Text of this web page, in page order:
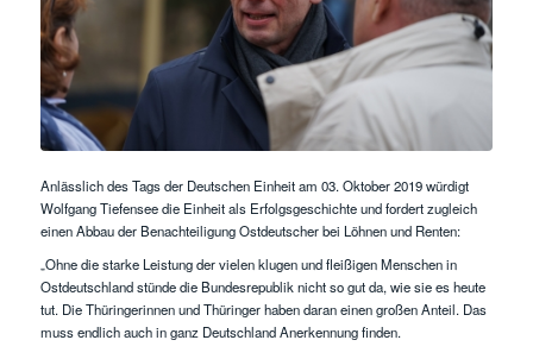
Anlässlich des Tags der Deutschen Einheit am 03. Oktober 2019 würdigt
Wolfgang Tiefensee die Einheit als Erfolgsgeschichte und fordert zugleich
einen Abbau der Benachteiligung Ostdeutscher bei Löhnen und Renten:
„Ohne die starke Leistung der vielen klugen und fleißigen Menschen in
Ostdeutschland stünde die Bundesrepublik nicht so gut da, wie sie es heute
tut. Die Thüringerinnen und Thüringer haben daran einen großen Anteil. Das
muss endlich auch in ganz Deutschland Anerkennung finden.